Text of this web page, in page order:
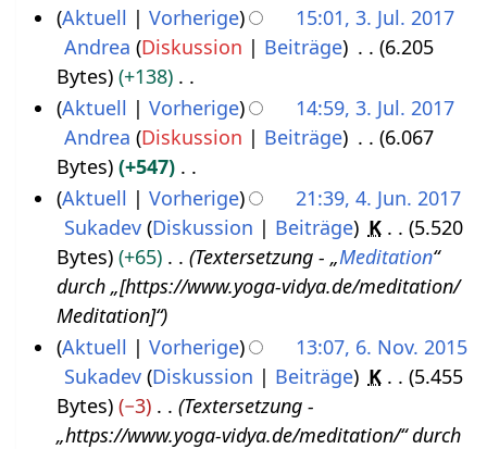
s
a
m
m
e
n
f
a
s
s
u
n
g
7
Aktuell
Vorherige
15:01, 3. Jul. 2017
Andrea Diskussion Beiträge
6.205
Bytes
+138
K
i
n
B
e
a
r
b
e
Aktuell Vorherige
14:59, 3. Jul. 2017
Andrea Diskussion Beiträge
6.067
Bytes
+547
K
i
n
e
B
a
n
Aktuell Vorherige
21:39, 4. Jun. 2017
Sukadev Diskussion Beiträge K
5.520
Bytes
+65 Textersetzung - „Meditation“
durch „[https://www.yoga-vidya.de/meditation/
Meditation]“
Aktuell Vorherige
13:07, 6. Nov. 2015
Sukadev Diskussion Beiträge K
5.455
Bytes
−3
Textersetzung -
„https://www.yoga-vidya.de/meditation/“ durch